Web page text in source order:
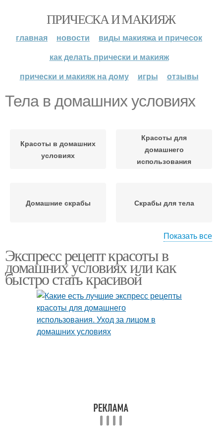
ПРИЧЕСКА И МАКИЯЖ
главная новости
виды макияжа и причесок
как делать прически и макияж
прически и макияж на дому
игры отзывы
Тела в домашних условиях
Красоты в домашних
условиях
Красоты для
домашнего
использования
Домашние скрабы Скрабы для тела
Домашние рецепты
условиях
Домашние средства
Показать все
Экспресс рецепт красоты в
домашних условиях или как
быстро стать красивой